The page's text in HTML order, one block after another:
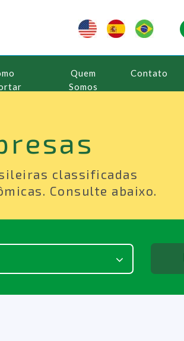
Quem
Somos
Contato
classificadas
Consulte abaixo.